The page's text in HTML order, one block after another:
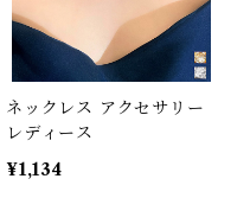
ネックレス アクセサリー
レディース
¥1,134